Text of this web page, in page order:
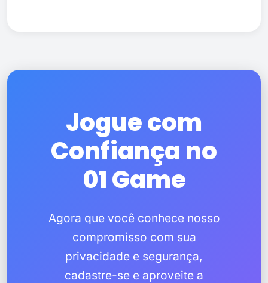
Jogue com
Confiança no
01 Game
Agora que você conhece nosso
compromisso com sua
privacidade e segurança,
cadastre-se e aproveite a